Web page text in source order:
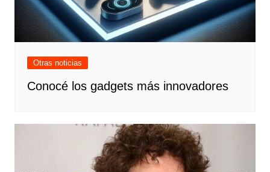
Otras noticias
Conocé los gadgets más innovadores